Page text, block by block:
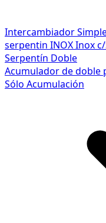
Intercambiador
serpentin INOXInox
Serpentín Doble
Acumulador de doble
Sólo Acumulación